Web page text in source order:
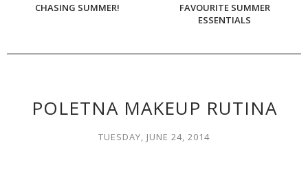
CHASING SUMMER!
FAVOURITE SUMMER
ESSENTIALS
POLETNA MAKEUP RUTINA
TUESDAY, JUNE 24, 2014